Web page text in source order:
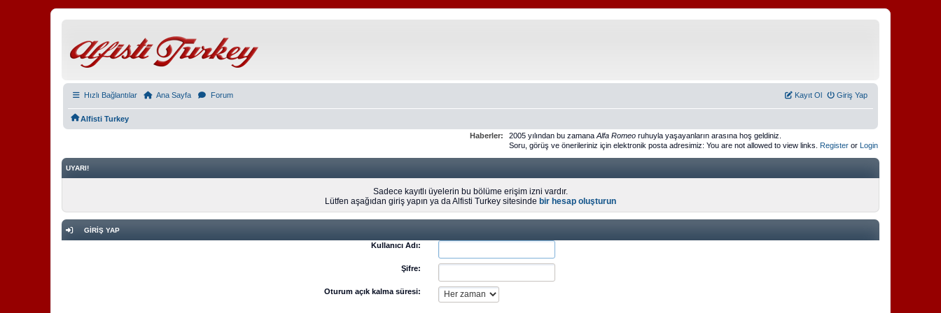
Hızlı Bağlantılar Ana Sayfa Forum Giriş Yap
Kayıt Ol
Alfisti Turkey
Haberler:
2005 yılından bu zamana Alfa Romeo ruhuyla yaşayanların arasına hoş geldiniz.
Soru, görüş ve önerileriniz için elektronik posta adresimiz: You are not allowed to view links. Register or Login
UYARI!
Sadece kayıtlı üyelerin bu bölüme erişim izni vardır.
Lütfen aşağıdan giriş yapın ya da Alfisti Turkey sitesinde bir hesap oluşturun
GIRIŞ YAP
Kullanıcı Adı:
Şifre:
Oturum açık kalma süresi: